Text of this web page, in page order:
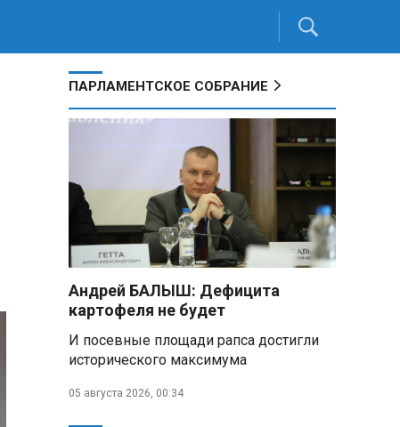
ПАРЛАМЕНТСКОЕ СОБРАНИЕ
Андрей БАЛЫШ: Дефицита
картофеля не будет
И посевные площади рапса достигли
исторического максимума
05 августа 2026, 00:34